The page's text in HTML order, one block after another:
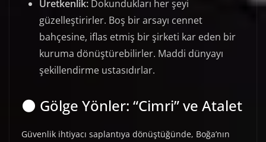
Üretkenlik: Dokundukları her şeyi
güzelleştirirler. Boş bir arsayı cennet
bahçesine, iflas etmiş bir şirketi kar eden bir
kuruma dönüştürebilirler. Maddi dünyayı
şekillendirme ustasıdırlar.
🌑 Gölge Yönler: “Cimri” ve Atalet
Güvenlik ihtiyacı saplantıya dönüştüğünde, Boğa’nın